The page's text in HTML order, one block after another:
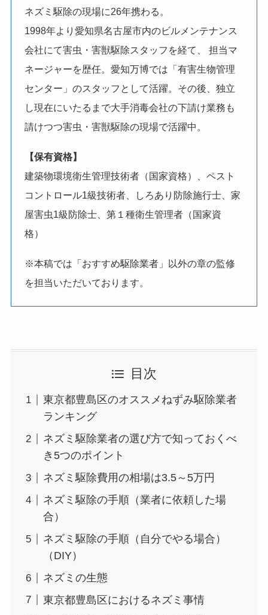
ネズミ駆除の現場に26年携わる。
1998年より愛知県名古屋市内のビルメンテナンス
会社にて害虫・害獣駆除スタッフを経て、 担当マ
ネージャーを歴任。愛知万博では「有害生物管理
センター」のスタッフとして活躍。その後、独立
し現在にいたるまで大手消毒会社の下請け業務も
請けつつ害虫・害獣駆除の現場で活躍中。
【保有資格】
建築物環境衛生管理技術者（国家資格）、ペスト
コントロール1級技術者、しろあり防除施行士、家
屋害虫1級防除士、第１種衛生管理者（国家資
格）
※本稿では「おすすめ駆除業者」以外の章の監修
を担当いただいております。
目次
東京都豊島区のオススメねずみ駆除業者
ランキング
ネズミ駆除業者の選び方で知っておくべ
き5つのポイント
ネズミ駆除費用の相場は3.5～5万円
ネズミ駆除の手順（業者に依頼した場
合）
ネズミ駆除の手順（自分でやる場合）
（DIY）
ネズミの生態
東京都豊島区におけるネズミ事情